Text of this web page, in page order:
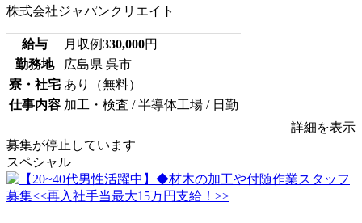
株式会社ジャパンクリエイト
給与 月収例330,000円
勤務地
広島県 呉市
寮・社宅 あり（無料）
仕事内容 加工・検査 / 半導体工場 / 日勤
詳細を表示
募集が停止しています
スペシャル